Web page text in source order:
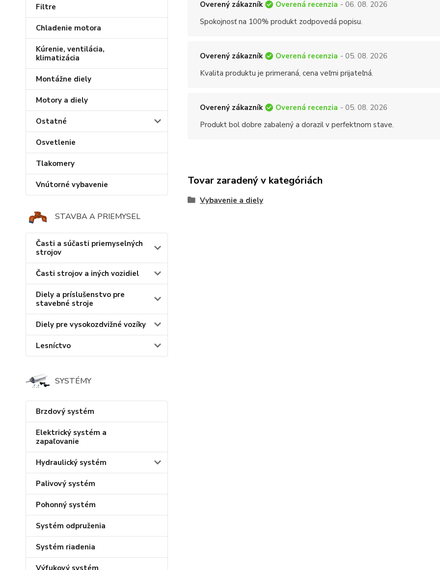
Filtre
Chladenie motora
Kúrenie, ventilácia,
klimatizácia
Montážne diely
Motory a diely
Ostatné
Osvetlenie
Tlakomery
Vnútorné vybavenie
STAVBA A PRIEMYSEL
Časti a súčasti priemyselných
strojov
Časti strojov a iných vozidiel
Diely a príslušenstvo pre
stavebné stroje
Diely pre vysokozdvižné vozíky
Lesníctvo
SYSTÉMY
Brzdový systém
Elektrický systém a
zapaľovanie
Hydraulický systém
Palivový systém
Pohonný systém
Systém odpruženia
Systém riadenia
Overený zákazník Overená recenzia - 06. 08. 2026
Spokojnosť na 100% produkt zodpovedá popisu.
Overený zákazník Overená recenzia - 05. 08. 2026
Kvalita produktu je primeraná, cena veľmi prijateľná.
Overený zákazník Overená recenzia - 05. 08. 2026
Produkt bol dobre zabalený a dorazil v perfektnom stave.
Tovar zaradený v kategóriách
Vybavenie a diely